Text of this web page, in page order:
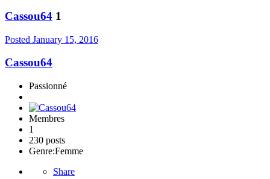
Cassou64 1
Posted January 15, 2016
Cassou64
Passionné
Membres
1
230 posts
Genre:Femme
Share